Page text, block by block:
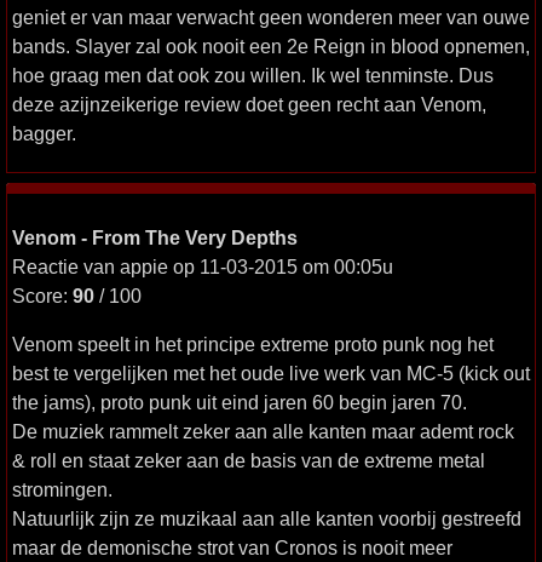
geniet er van maar verwacht geen wonderen meer van ouwe
bands. Slayer zal ook nooit een 2e Reign in blood opnemen,
hoe graag men dat ook zou willen. Ik wel tenminste. Dus
deze azijnzeikerige review doet geen recht aan Venom,
bagger.
Venom - From The Very Depths
Reactie van appie op 11-03-2015 om 00:05u
Score: 90 / 100
Venom speelt in het principe extreme proto punk nog het
best te vergelijken met het oude live werk van MC-5 (kick out
the jams), proto punk uit eind jaren 60 begin jaren 70.
De muziek rammelt zeker aan alle kanten maar ademt rock
& roll en staat zeker aan de basis van de extreme metal
stromingen.
Natuurlijk zijn ze muzikaal aan alle kanten voorbij gestreefd
maar de demonische strot van Cronos is nooit meer